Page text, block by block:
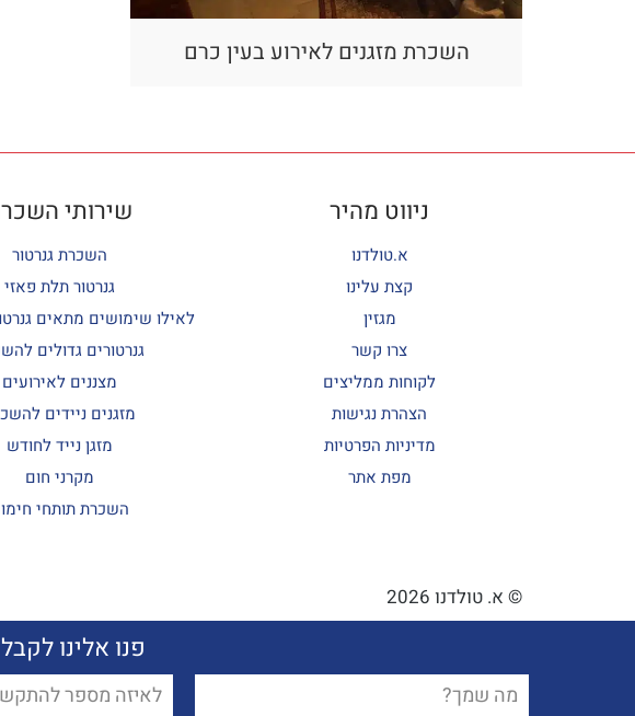
השכרת מזגנים לאירוע בעין כרם
פנו אלינו
שם
טלפון
ניווט מהיר
א.טולדנו
קצת עלינו
מגזין
צרו קשר
לקוחות ממליצים
הצהרת נגישות
מדיניות הפרטיות
מפת אתר
שירותי
השכרת גנרטור
גנרטור תלת פאזי
לאילו שימושים מתאים
גנרטורים גדולים
מצננים לאירועים
מזגנים ניידים
מזגן נייד לחודש
מקרני חום
השכרת תותחי
© א. טולדנו 2026
פנו אלינו
שם
טלפון